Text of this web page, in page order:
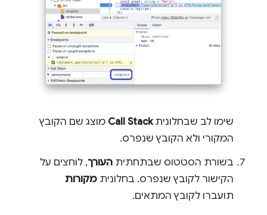
שימו לב שבחלוניתCall Stack מוצג שם הקובץ
המקורי ולא הקובץ שנפרס.
בשורת הסטטוס שבתחתית העורך, לוחצים על
הקישור לקובץ שנפרס. בחלונית מקורות
תועברו לקובץ המתאים.